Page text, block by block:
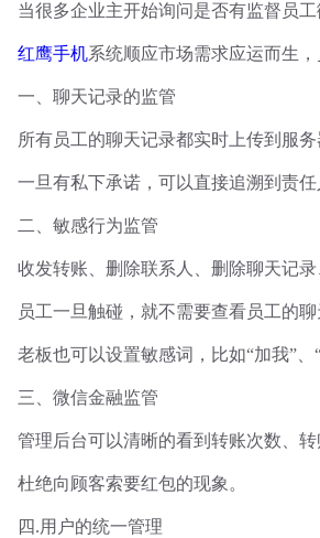
当很多企业主开始询问是否有监督员
红鹰手机系统顺应市场需求应运而生
一、聊天记录的监管
所有员工的聊天记录都实时上传到服
一旦有私下承诺，可以直接追溯到责任
二、敏感行为监管
收发转账、删除联系人、删除聊天记
员工一旦触碰，就不需要查看员工的
老板也可以设置敏感词，比如“加我”
三、微信金融监管
管理后台可以清晰的看到转账次数、
杜绝向顾客索要红包的现象。
四.用户的统一管理